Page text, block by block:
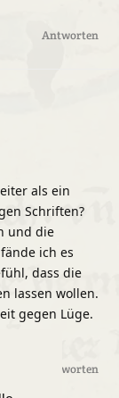
Antworten
als ein
Schriften?
und die
ich es
dass die
lassen wollen.
gegen Lüge.
Antworten